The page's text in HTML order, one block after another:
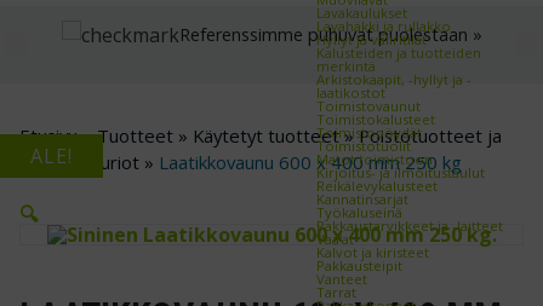
Lavakaulukset
Lavahäkki ja rullakko
Hyllyt ja väliritilät
Kalusteiden ja tuotteiden
merkintä
Arkistokaapit, -hyllyt ja -
laatikostot
Toimistovaunut
Toimistokalusteet
Toimistopöydät
Toimistotuolit
Matot toimistoon
Kirjoitus- ja ilmoitustaulut
Reikälevykalusteet
Kannatinsarjat
Työkaluseinä
Pakkaustarvikkeet ja -laitteet
Vaa'at
Kalvot ja kiristeet
Pakkausteipit
Vanteet
Tarrat
Referenssimme puhuvat puolestaan »
Etusivu»Tuotteet » Käytetyt tuotteet»Poistotuotteet ja
kuljetusvauriot » Laatikkovaunu 600 x 400 mm 250 kg
ALE!
🔍